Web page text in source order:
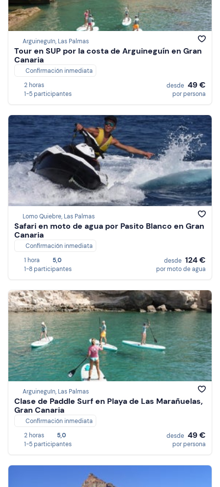
Arguineguín, Las Palmas
Tour en SUP por la costa de Arguineguín en Gran
Canaria
Confirmación inmediata
2 horas
1-5 participantes
desde 49 €
por persona
Lomo Quiebre, Las Palmas
Safari en moto de agua por Pasito Blanco en Gran
Canaria
Confirmación inmediata
1 hora
5,0
1-8 participantes
desde 124 €
por moto de agua
Arguineguín, Las Palmas
Clase de Paddle Surf en Playa de Las Marañuelas,
Gran Canaria
Confirmación inmediata
2 horas
5,0
1-5 participantes
desde 49 €
por persona